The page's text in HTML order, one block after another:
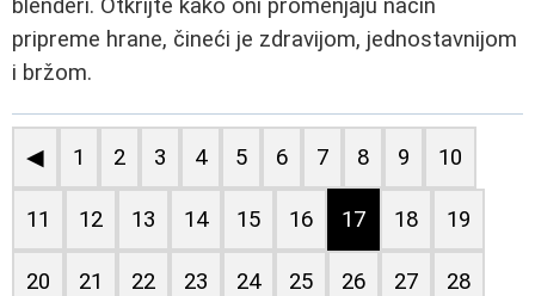
blenderi. Otkrijte kako oni promenjaju način
pripreme hrane, čineći je zdravijom, jednostavnijom
i bržom.
◀ 1 2 3 4 5 6 7 8 9 10
11 12 13 14 15 16 17 18 19
20 21 22 23 24 25 26 27 28